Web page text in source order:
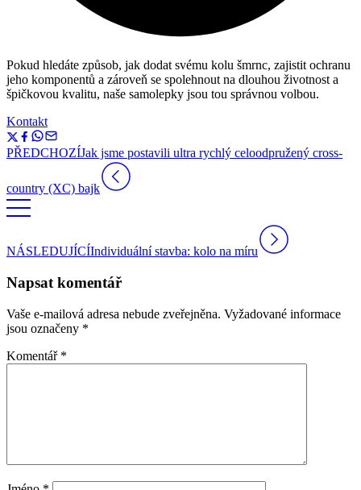
Pokud hledáte způsob, jak dodat svému kolu šmrnc, zajistit ochranu
jeho komponentů a zároveň se spolehnout na dlouhou životnost a
špičkovou kvalitu, naše samolepky jsou tou správnou volbou.
Kontakt
PŘEDCHOZÍJak jsme postavili ultra rychlý celoodpružený cross-
country (XC) bajk
NÁSLEDUJÍCÍIndividuální stavba: kolo na míru
Napsat komentář
Vaše e-mailová adresa nebude zveřejněna. Vyžadované informace
jsou označeny *
Komentář *